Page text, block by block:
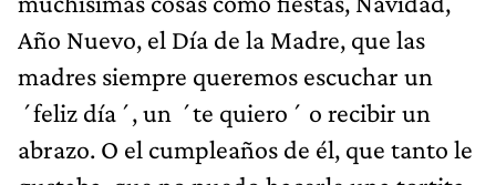
Año Nuevo, el Día de la Madre, que las
madres siempre queremos escuchar un
´feliz día´, un ´te quiero´ o recibir un
abrazo. O el cumpleaños de él, que tanto le